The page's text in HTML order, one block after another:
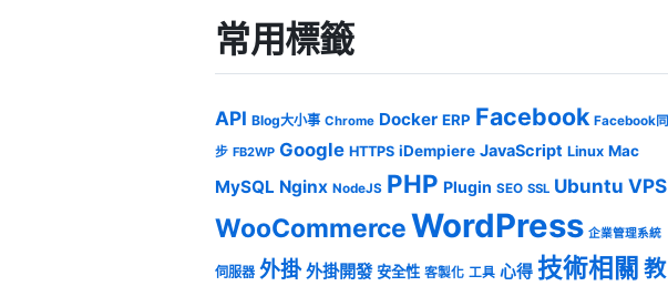
常用標籤
API Blog大小事 Chrome Docker ERP Facebook Facebook同
步 FB2WP Google HTTPS iDempiere JavaScript Linux Mac
MySQL Nginx NodeJS PHP Plugin SEO SSL Ubuntu VPS
WooCommerceWordPress 企業管理系統
伺服器 外掛 外掛開發 安全性 客製化 工具 心得 技術相關 教